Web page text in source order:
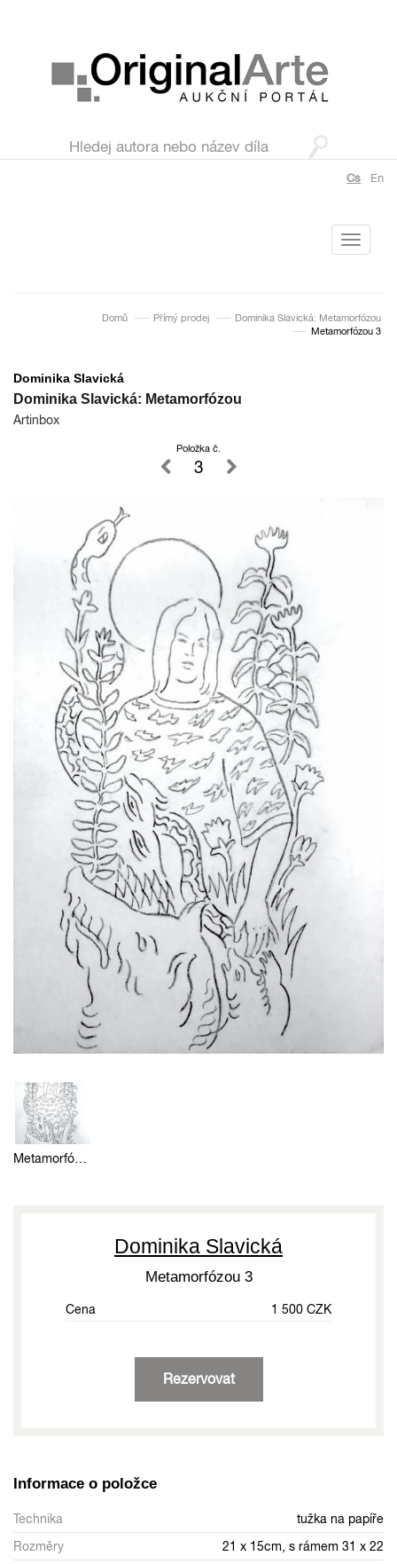
Cs En
Toggle
Domů Přímý prodej
Dominika Slavická: Metamorfózou
Metamorfózou 3
Dominika Slavická
Dominika Slavická: Metamorfózou
Artinbox
Položka č.
3
Metamorfózou 3
Dominika Slavická
Metamorfózou 3
Cena 1 500 CZK
Rezervovat
Informace o položce
Technika
tužka na papíře
Rozměry
21 x 15cm, s rámem 31 x 22